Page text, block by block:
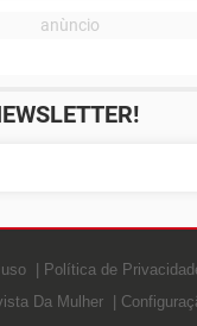
Política de
Da Mulher